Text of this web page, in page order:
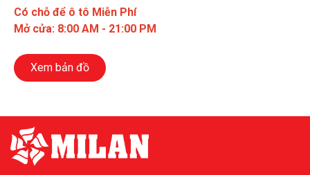
Có chỗ để ô tô Miễn Phí
Mở cửa: 8:00 AM - 21:00 PM
Xem bản đồ